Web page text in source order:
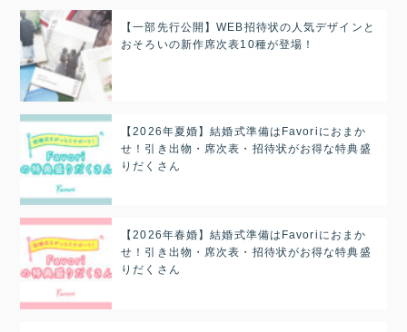
【一部先行公開】WEB招待状の人気デザインと
おそろいの新作席次表10種が登場！
【2026年夏婚】結婚式準備はFavoriにおまか
せ！引き出物・席次表・招待状がお得な特典盛
りだくさん
【2026年春婚】結婚式準備はFavoriにおまか
せ！引き出物・席次表・招待状がお得な特典盛
りだくさん